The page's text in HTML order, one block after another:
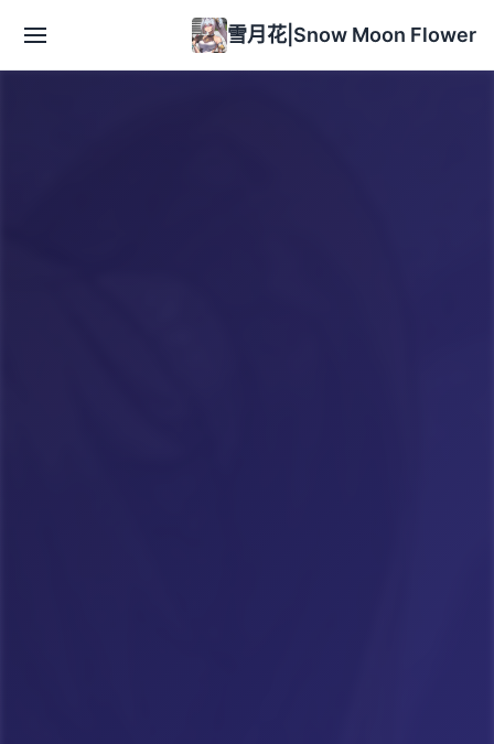
雪月花|Snow Moon Flower